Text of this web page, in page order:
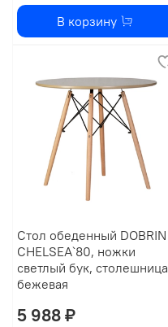
В корзину
Стол обеденный DOBRIN
CHELSEA`80, ножки
светлый бук, столешница
бежевая
5 988 ₽